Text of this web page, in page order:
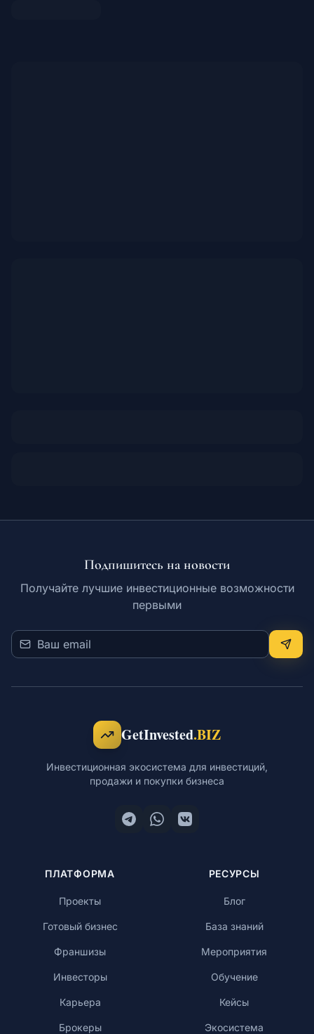
Подпишитесь на новости
Получайте лучшие инвестиционные возможности
первыми
GetInvested.BIZ
Инвестиционная экосистема для инвестиций,
продажи и покупки бизнеса
ПЛАТФОРМА
Проекты
Готовый бизнес
Франшизы
Инвесторы
Карьера
Брокеры
РЕСУРСЫ
Блог
База знаний
Мероприятия
Обучение
Кейсы
Экосистема